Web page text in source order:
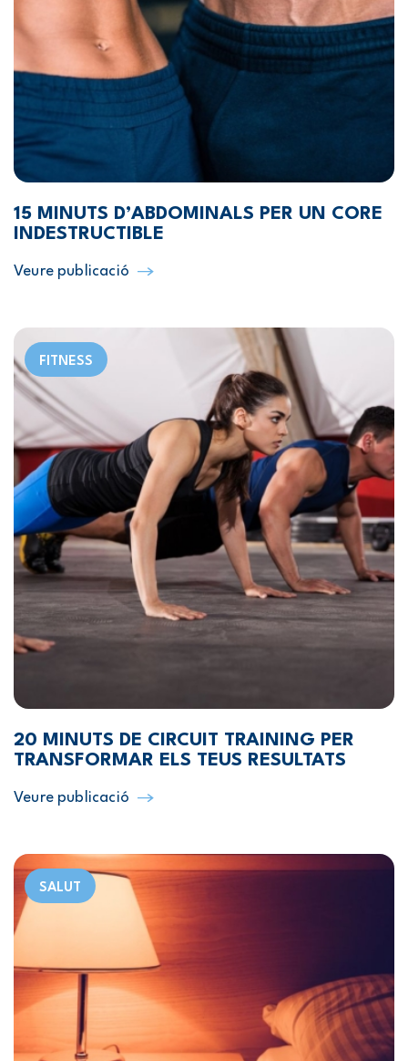
15 MINUTS D’ABDOMINALS PER UN CORE
INDESTRUCTIBLE
Veure publicació
FITNESS
20 MINUTS DE CIRCUIT TRAINING PER
TRANSFORMAR ELS TEUS RESULTATS
Veure publicació
SALUT